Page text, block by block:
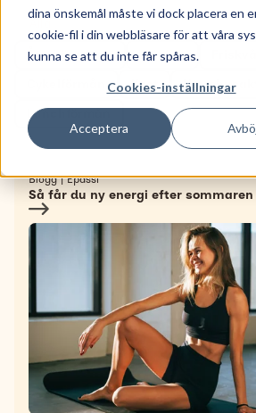
dina önskemål måste vi dock placera en
cookie-fil i din webbläsare för att våra
kunna se att du inte får spåras.
Cookies-inställningar
Acceptera
Om oss
Logga in
Återhämtning Träning
Kost
Lunchförmån
Blogg|Epassi
Så får du ny energi efter sommaren